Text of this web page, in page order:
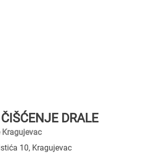
DRALE
10, Kragujevac